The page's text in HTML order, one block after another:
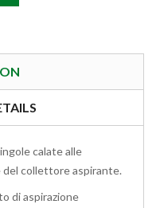
calate alle
del collettore aspirante.
di aspirazione